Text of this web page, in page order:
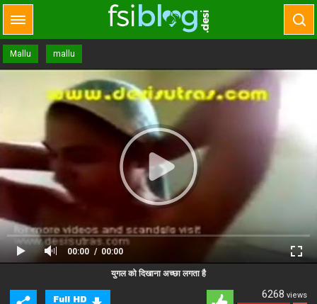
Mallu mallu
00:00 00:00
6268 views
युगल को दिखाना अच्छा लगता है